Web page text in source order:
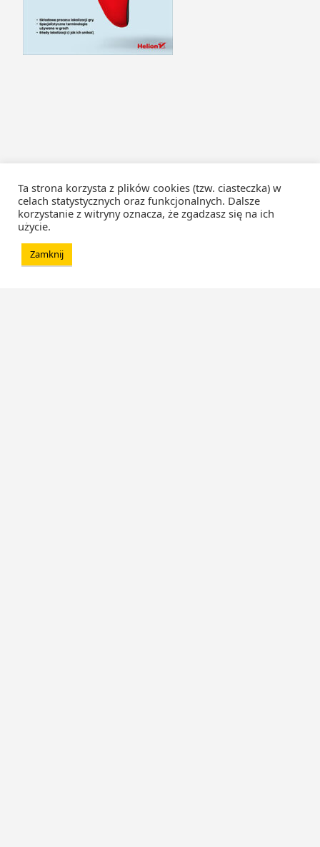
Ta strona korzysta z plików cookies (tzw. ciasteczka) w
celach statystycznych oraz funkcjonalnych. Dalsze
korzystanie z witryny oznacza, że zgadzasz się na ich
użycie.
Zamknij